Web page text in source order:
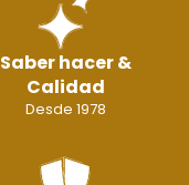
Saber hacer &
Calidad
Desde 1978